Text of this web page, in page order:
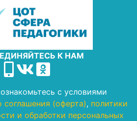
К НАМ
с условиями
соглашения (оферта), политики
и обработки персональных